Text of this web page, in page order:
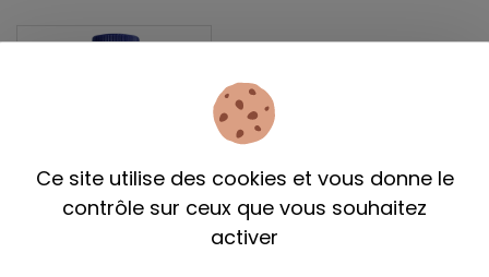
Ce site utilise des cookies et vous donne le
contrôle sur ceux que vous souhaitez
activer